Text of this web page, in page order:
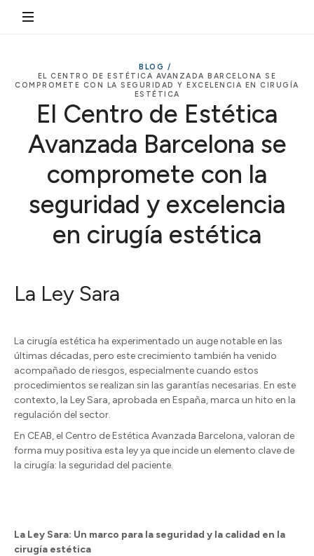
BLOG /
EL CENTRO DE ESTÉTICA AVANZADA BARCELONA SE
COMPROMETE CON LA SEGURIDAD Y EXCELENCIA EN CIRUGÍA
ESTÉTICA
El Centro de Estética
Avanzada Barcelona se
compromete con la
seguridad y excelencia
en cirugía estética
La Ley Sara
La cirugía estética ha experimentado un auge notable en las
últimas décadas, pero este crecimiento también ha venido
acompañado de riesgos, especialmente cuando estos
procedimientos se realizan sin las garantías necesarias. En este
contexto, la Ley Sara, aprobada en España, marca un hito en la
regulación del sector.
En CEAB, el Centro de Estética Avanzada Barcelona, valoran de
forma muy positiva esta ley ya que incide un elemento clave de
la cirugía: la seguridad del paciente.
La Ley Sara: Un marco para la seguridad y la calidad en la
cirugía estética